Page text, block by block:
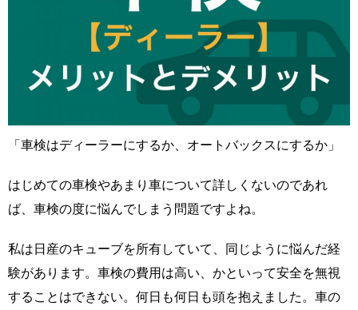
「車検はディーラーにするか、オートバックスにするか」
はじめての車検やあまり車について詳しくないのであれ
ば、車検の度に悩んでしまう問題ですよね。
私は日産のキューブを所有していて、同じように悩んだ経
験があります。車検の費用は高い、かといって安全を無視
することはできない。何日も何日も頭を抱えました。車の